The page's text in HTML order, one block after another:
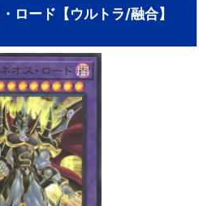
ロード【ウルトラ/融合】